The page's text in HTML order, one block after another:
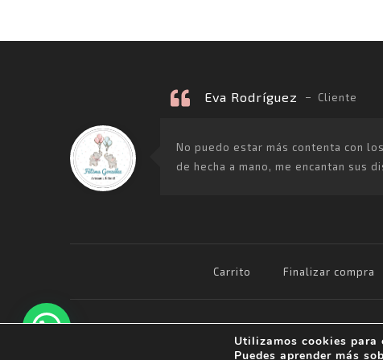
Eva Rodríguez Cliente
No puedo estar más contenta con
de hecha a mano, me encantan sus
Carrito Finalizar compra
Utilizamos cookies para
Puedes aprender más